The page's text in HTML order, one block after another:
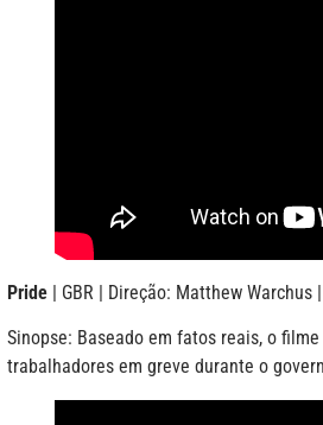
Pride | GBR | Direção: Matthew Warchus
Sinopse: Baseado em fatos reais, o
trabalhadores em greve durante o